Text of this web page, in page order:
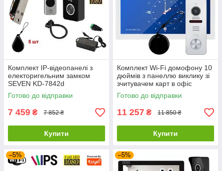
Комплект IP-відеопанелі з
електоригельним замком
SEVEN KD-7842d
Готово до відправки
7 459 ₴ 7 852 ₴
Купити
Комплект Wi-Fi домофону 10
дюймів з панеллю виклику зі
зчитувачем карт в офіс
SEVEN DP-7517/02Kit white
Готово до відправки
11 257 ₴ 11 850 ₴
Купити
–5% –5%